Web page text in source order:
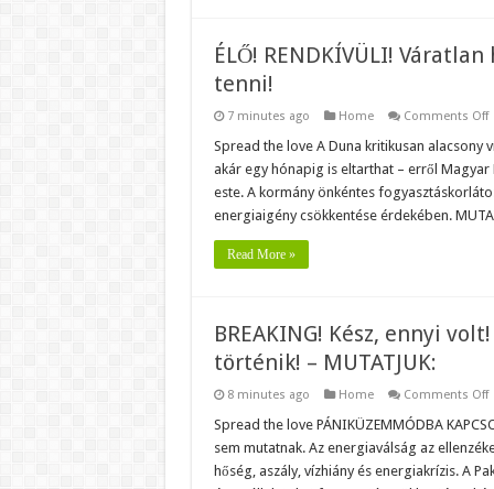
ÉLŐ! RENDKÍVÜLI!
tenni!
7 minutes ago Home Comments Offon
–
Spread the love A Duna kritikusan alacsony
akár egy hónapig is eltarthat – erről
este. A kormány önkéntes
energiaigény csökkentése érdekében.
Read More »
BREAKING! Kész, ennyi
történik! – MUTATJUK:
8 minutes ago Home Comments Offon
a
Spread the love PÁNIKÜZEMMÓDBA
sem mutatnak. Az energiaválság az
hőség, aszály, vízhiány és energiakrízis. A